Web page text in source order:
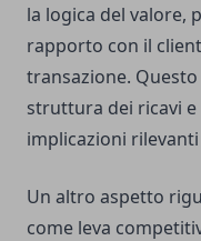
la logica del valore,
rapporto con il
transazione.
struttura dei ricavi
implicazioni
Un altro aspetto
come leva